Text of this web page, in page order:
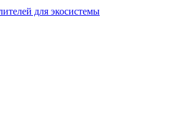
для экосистемы